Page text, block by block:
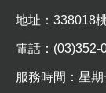
地址 ：338018
電話：(03)352-
服務時間：星